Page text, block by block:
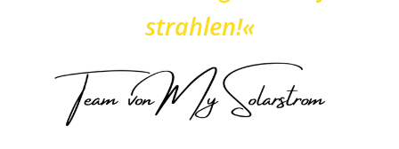
strahlen!«